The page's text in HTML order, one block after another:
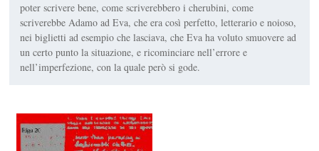
poter scrivere bene, come scriverebbero i cherubini, come
scriverebbe Adamo ad Eva, che era così perfetto, letterario e noioso,
nei biglietti ad esempio che lasciava, che Eva ha voluto smuovere ad
un certo punto la situazione, e ricominciare nell’errore e
nell’imperfezione, con la quale però si gode.